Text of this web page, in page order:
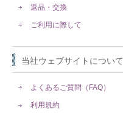
返品・交換
ご利用に際して
当社ウェブサイトについて
よくあるご質問（FAQ）
利用規約